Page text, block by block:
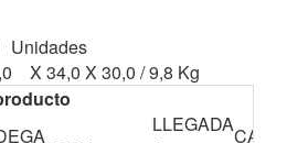
Unidades
X 34,0 X 30,0 / 9,8 Kg
LLEGADA